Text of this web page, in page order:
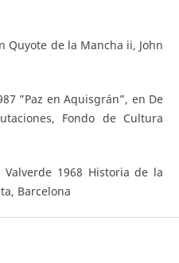
Quyote de la Mancha ii, John
”Paz en Aquisgrán”, en De
Fondo de Cultura
1968 Historia de la
Barcelona